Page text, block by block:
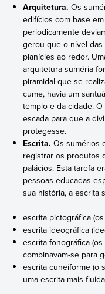
Arquitetura. Os
edifícios com base
periodicamente
gerou que o nível
planícies ao redor.
arquitetura suméria
piramidal que se
cume, havia um
templo e da cidade.
escada para que a
protegesse.
Escrita. Os sumérios
registrar os produtos
palácios. Esta tarefa
pessoas educadas
sua história, a escrita
escrita pictográfica
escrita ideográfica
escrita fonográfica
combinavam-se para
escrita cuneiforme (o
uma escrita mais